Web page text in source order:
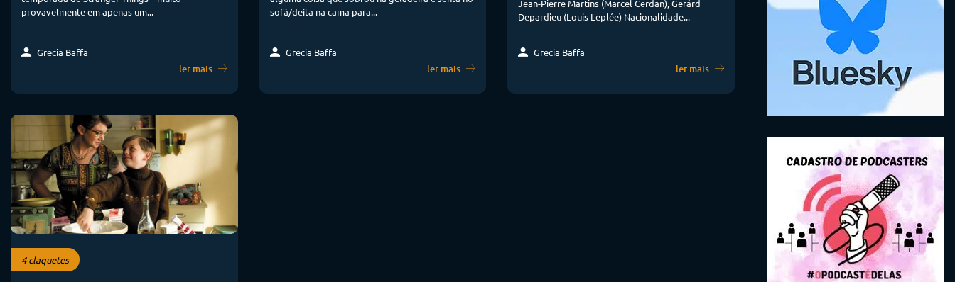
provavelmente em apenas um...
Grecia Baffa
ler mais
sofá/deita na cama para...
Grecia Baffa
ler mais
Jean-Pierre Martins (Marcel Cerdan), Gerárd
Depardieu (Louis Leplée) Nacionalidade...
Grecia Baffa
ler mais
4 claquetes